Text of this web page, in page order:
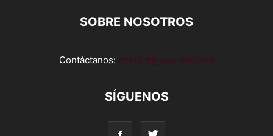
SOBRE NOSOTROS
Contáctanos: contact@yoursite.com
SÍGUENOS